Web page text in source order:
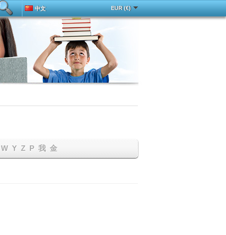
W Y Z Р 我 金
中文
Español
English
Magyar
Italy
Português
Русский
Türkçe
EUR (€)